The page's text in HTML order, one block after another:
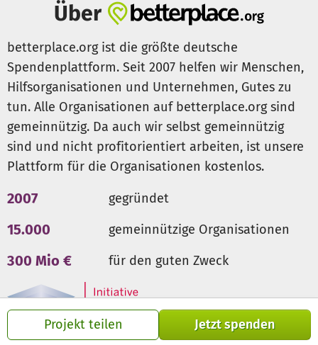
Projekt teilen Jetzt spenden
Über
betterplace.org ist die größte deutsche
Spendenplattform. Seit 2007 helfen wir Menschen,
Hilfsorganisationen und Unternehmen, Gutes zu
tun. Alle Organisationen auf betterplace.org sind
gemeinnützig. Da auch wir selbst gemeinnützig
sind und nicht profitorientiert arbeiten, ist unsere
Plattform für die Organisationen kostenlos.
2007 gegründet
15.000 gemeinnützige Organisationen
300 Mio € für den guten Zweck